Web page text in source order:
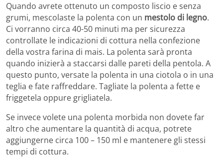
Quando avrete ottenuto un composto liscio e senza
grumi, mescolaste la polenta con un mestolo di legno.
Ci vorranno circa 40-50 minuti ma per sicurezza
controllate le indicazioni di cottura nella confezione
della vostra farina di mais. La polenta sarà pronta
quando inizierà a staccarsi dalle pareti della pentola. A
questo punto, versate la polenta in una ciotola o in una
teglia e fate raffreddare. Tagliate la polenta a fette e
friggetela oppure grigliatela.
Se invece volete una polenta morbida non dovete far
altro che aumentare la quantità di acqua, potrete
aggiungerne circa 100 – 150 ml e mantenere gli stessi
tempi di cottura.